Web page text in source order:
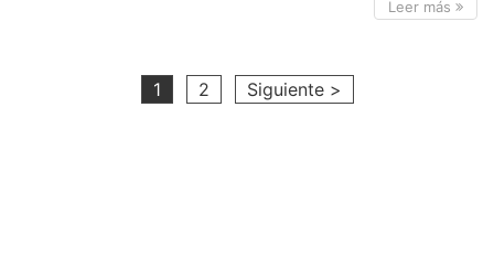
Leer más
1 2 Siguiente >